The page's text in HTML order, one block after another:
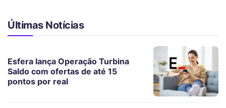
Últimas Notícias
Esfera lança Operação Turbina
Saldo com ofertas de até 15
pontos por real